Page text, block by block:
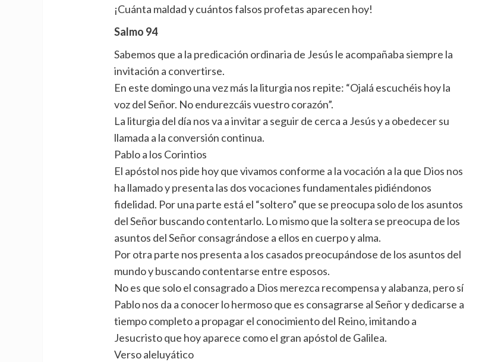
¡Cuánta maldad y cuántos falsos profetas aparecen hoy!
Salmo 94
Sabemos que a la predicación ordinaria de Jesús le acompañaba siempre la
invitación a convertirse.
En este domingo una vez más la liturgia nos repite: “Ojalá escuchéis hoy la
voz del Señor. No endurezcáis vuestro corazón”.
La liturgia del día nos va a invitar a seguir de cerca a Jesús y a obedecer su
llamada a la conversión continua.
Pablo a los Corintios
El apóstol nos pide hoy que vivamos conforme a la vocación a la que Dios nos
ha llamado y presenta las dos vocaciones fundamentales pidiéndonos
fidelidad. Por una parte está el “soltero” que se preocupa solo de los asuntos
del Señor buscando contentarlo. Lo mismo que la soltera se preocupa de los
asuntos del Señor consagrándose a ellos en cuerpo y alma.
Por otra parte nos presenta a los casados preocupándose de los asuntos del
mundo y buscando contentarse entre esposos.
No es que solo el consagrado a Dios merezca recompensa y alabanza, pero sí
Pablo nos da a conocer lo hermoso que es consagrarse al Señor y dedicarse a
tiempo completo a propagar el conocimiento del Reino, imitando a
Jesucristo que hoy aparece como el gran apóstol de Galilea.
Verso aleluyático